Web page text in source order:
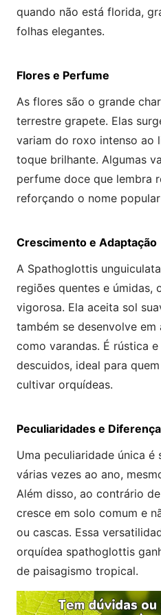
quando não está florida,
folhas elegantes.
Flores e Perfume
As flores são o grande
terrestre grapete. Elas
variam do roxo intenso ao
toque brilhante. Algumas
perfume doce que lembra
reforçando o nome
Crescimento e Adaptação
A Spathoglottis
regiões quentes e úmidas,
vigorosa. Ela aceita sol
também se desenvolve em
como varandas. É rústica
descuidos, ideal para
cultivar orquídeas.
Peculiaridades e
Uma peculiaridade única
várias vezes ao ano,
Além disso, ao contrário
cresce em solo comum e
ou cascas. Essa
orquídea spathoglottis
de paisagismo tropical.